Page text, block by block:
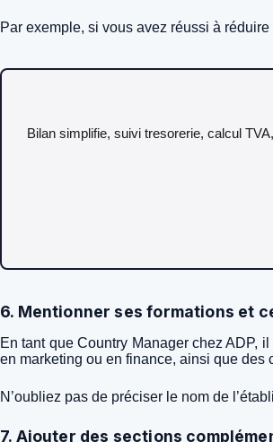
Par exemple, si vous avez réussi à
Bilan simplifie, suivi tresorerie, calcul
6. Mentionner ses formations et
En tant que Country Manager chez ADP,
en marketing ou en finance, ainsi que des
N’oubliez pas de préciser le nom de
7. Ajouter des sections